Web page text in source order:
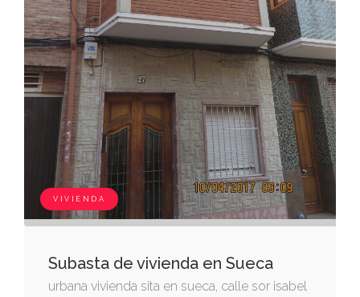
VIVIENDA
Subasta de vivienda en Sueca
urbana vivienda sita en sueca, calle sor isabel